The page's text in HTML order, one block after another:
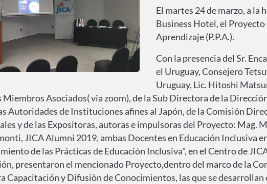
El martes 24 de marzo, a la
Business Hotel, el
Aprendizaje (P.P.A.).
Con la presencia del Sr.
el Uruguay, Consejero
Uruguay, Lic. Hitoshi
Miembros Asociados( via zoom), de la Sub Directora de la
Autoridades de Instituciones afines al Japón, de la Comisión
y de las Expositoras, autoras e impulsoras del Proyecto: Mag.
JICA Alumni 2019, ambas Docentes en Educación Inclusiva
de las Prácticas de Educación Inclusiva", en el Centro de
presentaron el mencionado Proyecto,dentro del marco de la
Capacitación y Difusiòn de Conocimientos, las que se desarrollan